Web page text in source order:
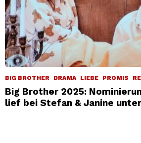
BIG BROTHER DRAMA LIEBE PROMIS
Big Brother 2025:
lief bei Stefan & Janine